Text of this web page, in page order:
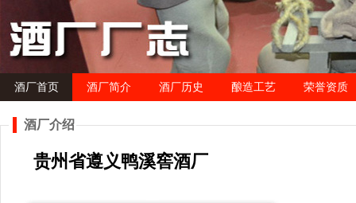
酒厂首页 酒厂简介 酒厂历史 酿造工艺 荣誉资质
酒厂介绍
贵州省遵义鸭溪窖酒厂